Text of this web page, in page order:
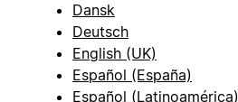
Dansk
Deutsch
English (UK)
Español (España)
Español (Latinoamérica)